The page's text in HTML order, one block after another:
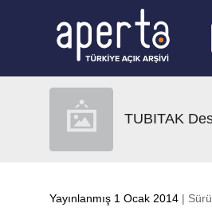
TUBITAK
Yayınlanmış 1 Ocak 2014 |